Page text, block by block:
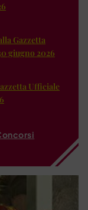
Gazzetta
giugno 2026
Ufficiale